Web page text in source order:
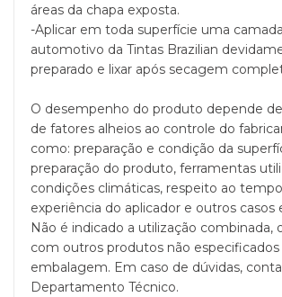
áreas da chapa exposta.
-Aplicar em toda superfície uma
automotivo da Tintas Brazilian
preparado e lixar após secagem
O desempenho do produto depende
de fatores alheios ao controle do
como: preparação e condição da
preparação do produto, ferramentas
condições climáticas, respeito ao
experiência do aplicador e outros casos
Não é indicado a utilização combinada,
com outros produtos não especificados
embalagem. Em caso de dúvidas,
Departamento Técnico.